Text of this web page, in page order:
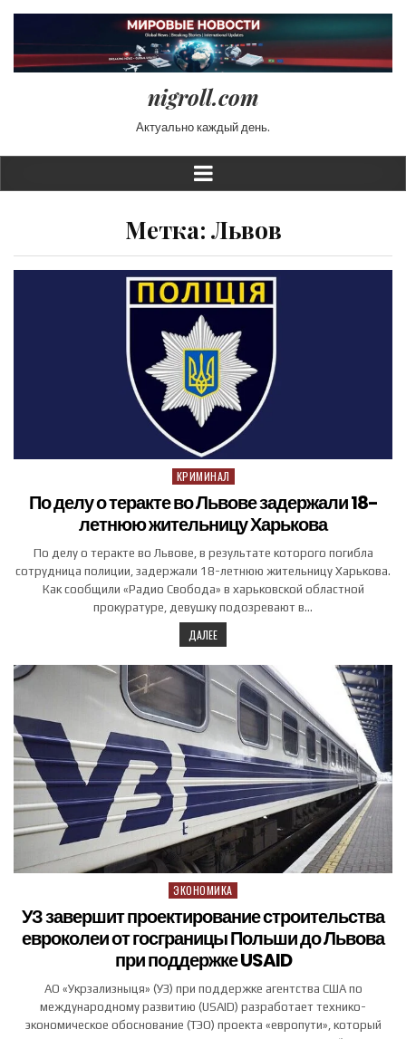
nigroll.com
Актуально каждый день.
Метка: Львов
Posted in
КРИМИНАЛ
По делу о теракте во Львове задержали 18-
летнюю жительницу Харькова
По делу о теракте во Львове, в результате которого погибла
сотрудница полиции, задержали 18-летнюю жительницу Харькова.
Как сообщили «Радио Свобода» в харьковской областной
прокуратуре, девушку подозревают в…
ДАЛЕЕ
Posted in
ЭКОНОМИКА
УЗ завершит проектирование строительства
евроколеи от госграницы Польши до Львова
при поддержке USAID
АО «Укрзализныця» (УЗ) при поддержке агентства США по
международному развитию (USAID) разработает технико-
экономическое обоснование (ТЭО) проекта «европути», который